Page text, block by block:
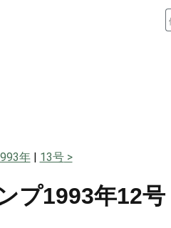
年 13号
プ1993年12号